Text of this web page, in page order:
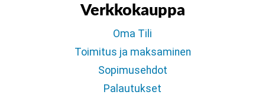
Verkkokauppa
Oma Tili
Toimitus ja maksaminen
Sopimusehdot
Palautukset